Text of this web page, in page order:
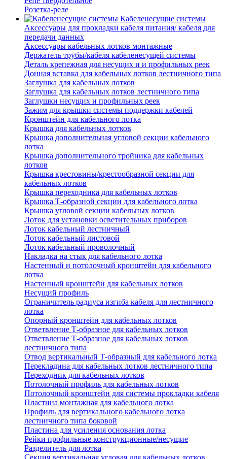
Розетка-реле
Кабеленесущие системы
Аксессуары для прокладки кабеля питания/ кабеля для
передачи данных
Аксессуары кабельных лотков монтажные
Держатель трубы/кабеля кабеленесущей системы
Деталь крепежная для несущих и и профильных реек
Донная вставка для кабельных лотков лестничного типа
Заглушка для кабельных лотков
Заглушка для кабельных лотков лестничного типа
Заглушки несущих и профильных реек
Зажим для крышки системы поддержки кабелей
Кронштейн для кабельного лотка
Крышка для кабельных лотков
Крышка дополнительная угловой секции кабельного
лотка
Крышка дополнительного тройника для кабельных
лотков
Крышка крестовины/крестообразной секции для
кабельных лотков
Крышка переходника для кабельных лотков
Крышка Т-образной секции для кабельного лотка
Крышка угловой секции кабельных лотков
Лоток для установки осветительных приборов
Лоток кабельный лестничный
Лоток кабельный листовой
Лоток кабельный проволочный
Накладка на стык для кабельного лотка
Настенный и потолочный кронштейн для кабельного
лотка
Настенный кронштейн для кабельных лотков
Несущий профиль
Ограничитель радиуса изгиба кабеля для лестничного
лотка
Опорный кронштейн для кабельных лотков
Ответвление Т-образное для кабельных лотков
Ответвление Т-образное для кабельных лотков
лестничного типа
Отвод вертикальный Т-образный для кабельного лотка
Перекладина для кабельных лотков лестничного типа
Переходник для кабельных лотков
Потолочный профиль для кабельных лотков
Потолочный кронштейн для системы прокладки кабеля
Пластина монтажная для кабельного лотка
Профиль для вертикального кабельного лотка
лестничного типа боковой
Пластина для усиления основания лотка
Рейки профильные конструкционные/несущие
Разделитель для лотка
Секция вертикальная угловая для кабельных лотков